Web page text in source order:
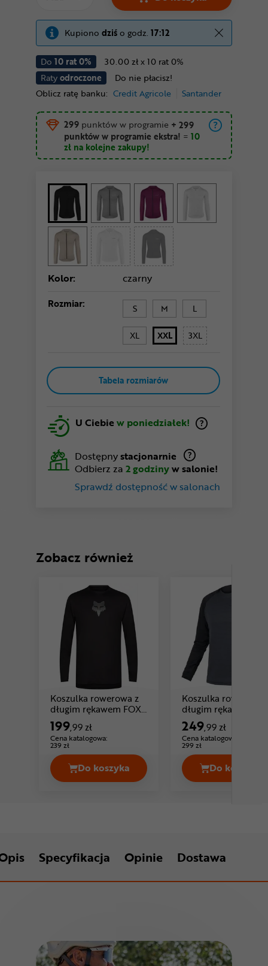
Do 10 rat 0%
30.00 zł x 10 rat 0%
Ratyodroczone
Do nie płacisz!
Oblicz ratę banku: Credit Agricole Santander
Kupiono dziśo godz. 17:12
299 punktów w programie + 299
punktów w programie ekstra! = 10
zł na kolejne zakupy!
Kolor: czarny
Rozmiar: S M L
XL XXL 3XL
Tabela rozmiarów
U Ciebiew poniedziałek!
Dostępnystacjonarnie
Odbierz za 2 godzinyw salonie!
Sprawdź dostępność w salonach
Zobacz również
Koszulka rowerowa z
długim rękawem FOX
Ranger Head
199,99 zł
Cena katalogowa:
239 zł
Do koszyka
Koszulka rowerowa z długim
Koszulka rowerowa
długim rękawem
ENDURA
Fleece
249,99 zł
Cena katalogowa:
299 zł
Do koszyka
Specyfikacja Opinie Dostawa